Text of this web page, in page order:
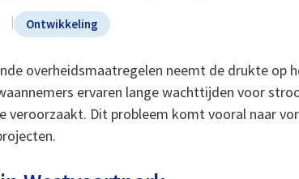
Ontwikkeling
overheidsmaatregelen neemt de drukte op
ervaren lange wachttijden voor
veroorzaakt. Dit probleem komt vooral naar